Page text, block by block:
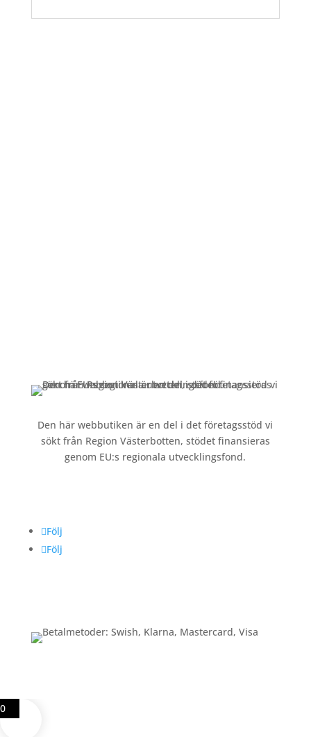
Den här webbutiken är en del i det företagsstöd vi
sökt från Region Västerbotten, stödet finansieras
genom EU:s regionala utvecklingsfond.
Följ
Följ
0